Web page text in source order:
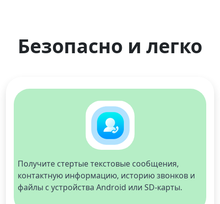
Безопасно и легко
Получите стертые текстовые сообщения,
контактную информацию, историю звонков и
файлы с устройства Android или SD-карты.